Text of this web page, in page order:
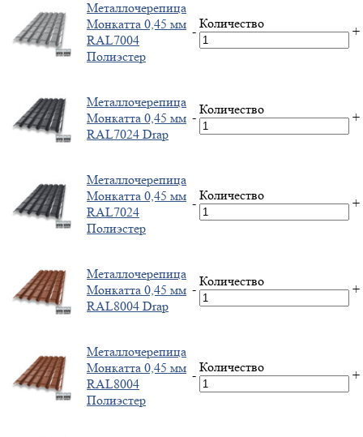
Металлочерепица
Монкатта 0,45 мм
RAL7004
Полиэстер
-
Количество
+
Металлочерепица
Монкатта 0,45 мм
RAL7024 Drap
-
Количество
+
Металлочерепица
Монкатта 0,45 мм
RAL7024
Полиэстер
-
Количество
+
Металлочерепица
Монкатта 0,45 мм
RAL8004 Drap
-
Количество
+
Металлочерепица
Монкатта 0,45 мм
RAL8004
Полиэстер
-
Количество
+